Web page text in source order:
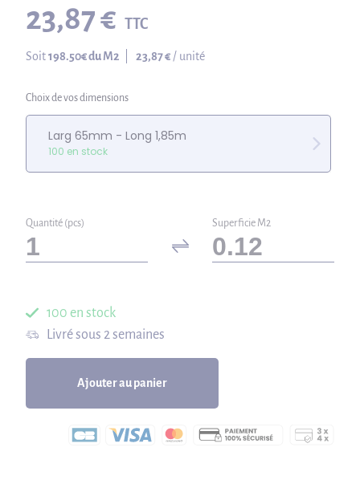
23,87 € TTC
Soit198.50€ du M2 23,87 € / unité
Choix de vos dimensions
Larg 65mm - Long 1,85m
100 en stock
Quantité (pcs) Superficie M2
100 en stock
Livré sous 2 semaines
Ajouter au panier